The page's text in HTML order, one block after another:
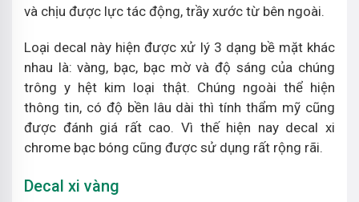
và chịu được lực tác động, trầy xước từ bên ngoài.
Loại decal này hiện được xử lý 3 dạng bề mặt khác
nhau là: vàng, bạc, bạc mờ và độ sáng của chúng
trông y hệt kim loại thật. Chúng ngoài thể hiện
thông tin, có độ bền lâu dài thì tính thẩm mỹ cũng
được đánh giá rất cao. Vì thế hiện nay decal xi
chrome bạc bóng cũng được sử dụng rất rộng rãi.
Decal xi vàng